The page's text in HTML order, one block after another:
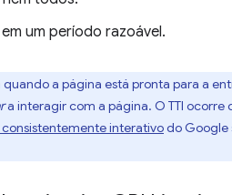
um período razoável.
a página está pronta para a
a interagir com a página. O TTI ocorre
interativodo Google